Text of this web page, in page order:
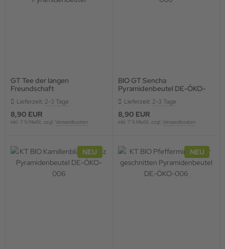
GT Tee der langen
Freundschaft
Lieferzeit: 2-3 Tage
8,90 EUR
inkl. 7 % MwSt. zzgl. Versandkosten
BIO GT Sencha
Pyramidenbeutel DE-ÖKO-
Lieferzeit: 2-3 Tage
8,90 EUR
inkl. 7 % MwSt. zzgl. Versandkosten
NEU NEU